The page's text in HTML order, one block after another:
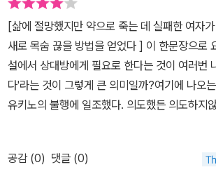
[삶에 절망했지만 약으로 죽는 데 실패한 여자가 이내 전혀 다른 모양
새로 목숨 끊을 방법을 얻었다 ] 이 한문장으로 요약될 것 같다이 소
설에서 상대방에게 필요로 한다는 것이 여러번
다'라는 것이 그렇게 큰 의미일까?여기에 나오는 거의 모든
유키노의 불행에 일조했다. 의도했든 의도하지않았든. 그녀
을 들었을 때 같다. 그녀의 삶이 안타깝게 흘러
기로가 있을 때 상대방의 필요가 선택의 기준때문이었다. 남의 필요
공감 (0) 댓글 (0)